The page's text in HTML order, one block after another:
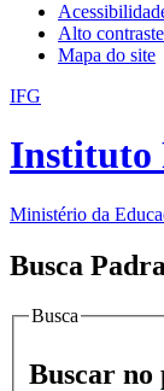
Alto contraste
Mapa do site
IFG
Instituto
Ministério da
Busca
Busca
Buscar no